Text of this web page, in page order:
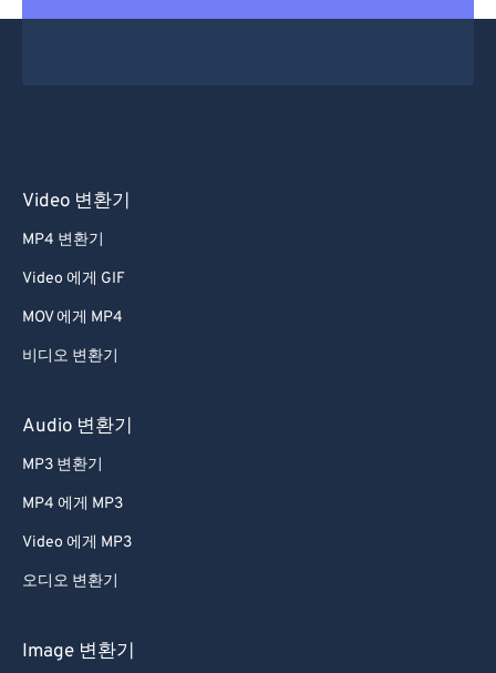
Video 변환기
MP4 변환기
Video 에게 GIF
MOV 에게 MP4
비디오 변환기
Audio 변환기
MP3 변환기
MP4 에게 MP3
Video 에게 MP3
오디오 변환기
Image 변환기